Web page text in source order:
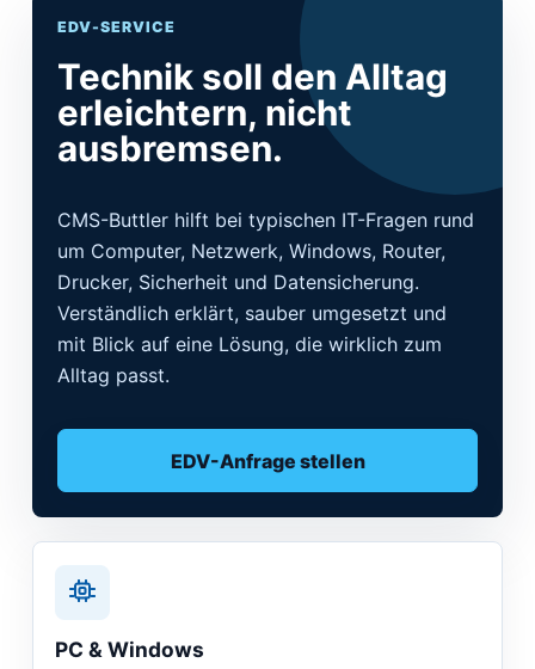
EDV-SERVICE
Technik soll den Alltag
erleichtern, nicht
ausbremsen.
CMS-Buttler hilft bei typischen IT-Fragen rund
um Computer, Netzwerk, Windows, Router,
Drucker, Sicherheit und Datensicherung.
Verständlich erklärt, sauber umgesetzt und
mit Blick auf eine Lösung, die wirklich zum
Alltag passt.
EDV-Anfrage stellen
PC & Windows